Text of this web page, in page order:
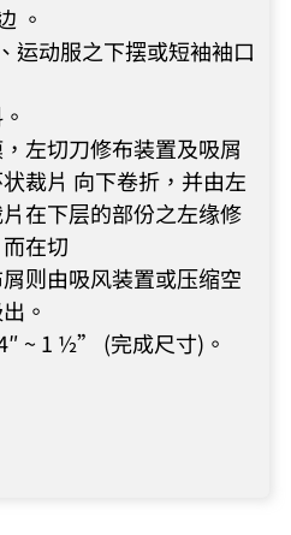
。
运动服之下摆或短袖袖口
左切刀修布装置及吸屑
裁片 向下卷折，并由左
在下层的部份之左缘修
在切
则由吸风装置或压缩空
。
~ 1 ½” (完成尺寸)。